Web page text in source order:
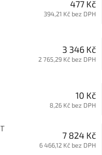
477 Kč
394,21 Kč bez DPH
3 346 Kč
2 765,29 Kč bez DPH
10 Kč
8,26 Kč bez DPH
7 824 Kč
6 466,12 Kč bez DPH